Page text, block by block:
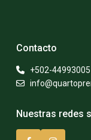
Contacto
+502-44993005
Nuestras redes